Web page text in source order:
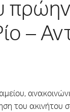
–
του ακινήτου